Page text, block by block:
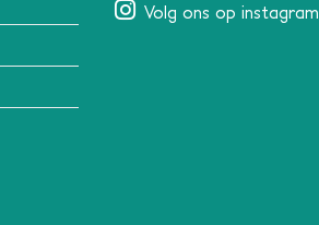
Volg ons op instagram